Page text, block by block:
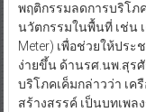
พฤติกรรมลดการบริโภ
นวัตกรรมในพื้นที่ เช่น
Meter) เพื่อช่วยให้ปร
ง่ายขึ้น ด้านรศ.นพ.สุร
บริโภคเค็มกล่าวว่า เค
สร้างสรรค์ เป็นบทเพล